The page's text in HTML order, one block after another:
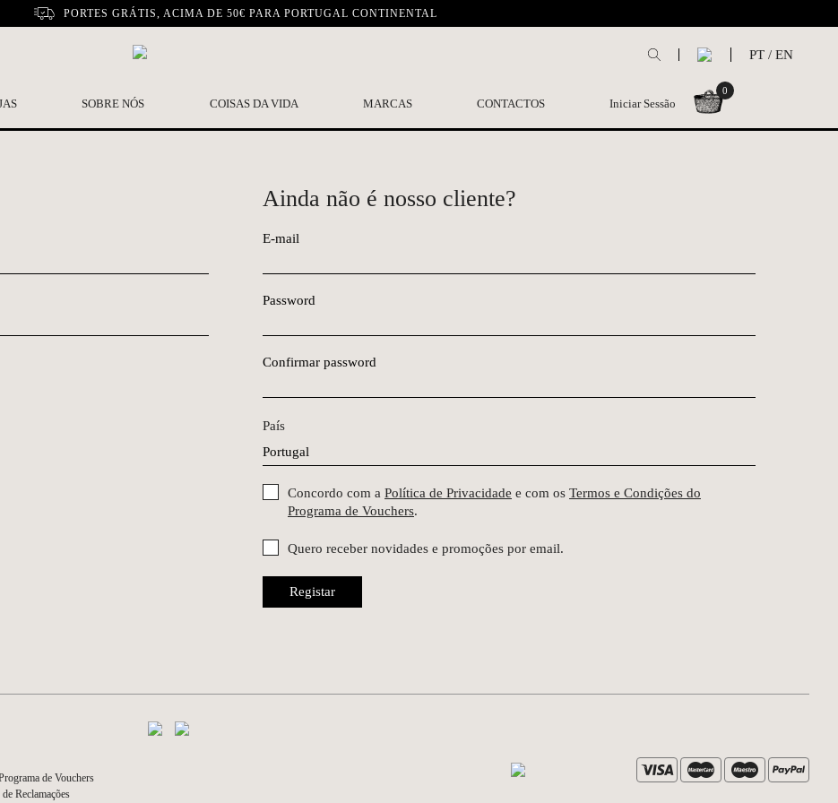
PORTES GRÁTIS, ACIMA DE 50€ PARA PORTUGAL CONTINENTAL
PT / EN
SOBRE NÓS COISAS DA VIDA MARCAS CONTACTOS Iniciar Sessão
0
Ainda não é nosso cliente?
E-mail
Password
Confirmar password
País
Concordo com a Política de Privacidade e com os Termos e Condições do
Programa de Vouchers.
Quero receber novidades e promoções por email.
Registar
de Vouchers
Reclamações